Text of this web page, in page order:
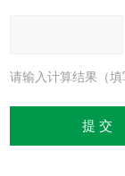
请输入计算结果（